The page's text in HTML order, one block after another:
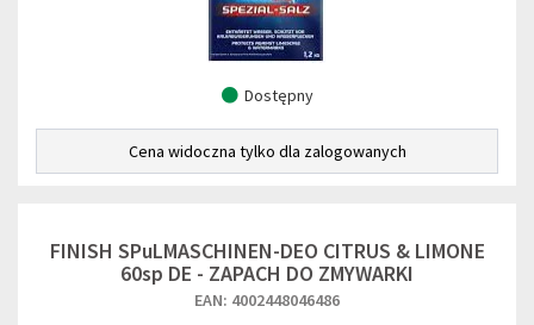
Dostępny
Cena widoczna tylko dla zalogowanych
FINISH SPuLMASCHINEN-DEO CITRUS & LIMONE
60sp DE - ZAPACH DO ZMYWARKI
EAN: 4002448046486